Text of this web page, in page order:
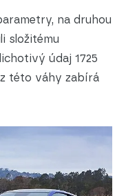
na druhou
složitému
údaj 1725
této váhy zabírá